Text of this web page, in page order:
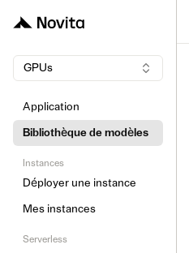
GPUs
Application
Bibliothèque de modèles
Instances
Déployer une instance
Mes instances
Serverless